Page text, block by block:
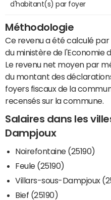
d'habitant(s) par foyer
Méthodologie
Ce revenu a été calculé
du ministère de l'Economie
Le revenu net moyen par
du montant des
foyers fiscaux de la
recensés sur la commune.
Salaires dans les
Dampjoux
Noirefontaine (25190)
Feule (25190)
Villars-sous-Dampjoux
Bief (25190)